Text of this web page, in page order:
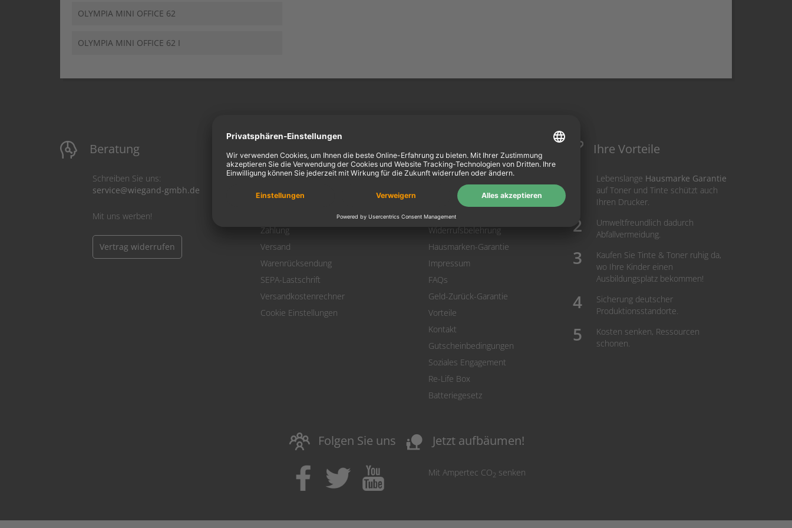
OLYMPIA MINI OFFICE 62
OLYMPIA MINI OFFICE 62 I
Beratung
Schreiben Sie uns:
service@wiegand-gmbh.de
Mit uns werben!
Vertrag widerrufen
Mein Konto
Mein Konto
Login
Zahlung
Versand
Warenrücksendung
SEPA-Lastschrift
Versandkostenrechner
Cookie Einstellungen
Information
Datenschutz
Widerrufsbelehrung
Hausmarken-Garantie
Impressum
FAQs
Geld-Zurück-Garantie
Vorteile
Kontakt
Gutscheinbedingungen
Soziales Engagement
Re-Life Box
Batteriegesetz
Ihre Vorteile
Lebenslange Hausmarke Garantie
auf Toner und Tinte schützt auch
Ihren Drucker.
Umweltfreundlich dadurch
Abfallvermeidung.
Kaufen Sie Tinte & Toner ruhig da,
wo Ihre Kinder einen
Ausbildungsplatz bekommen!
Sicherung deutscher
Produktionsstandorte.
Kosten senken, Ressourcen
schonen.
Folgen Sie uns nature_people Jetzt aufbäumen!
Mit Ampertec CO2 senken